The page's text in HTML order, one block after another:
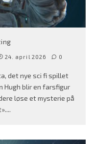
24. april 2026 0
det nye sci fi spillet
Hugh blir en farsfigur
løse et mysterie på
...